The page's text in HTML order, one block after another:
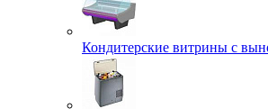
Кондитерские витрины с